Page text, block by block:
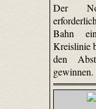
Der
Bahn
Kreislinie
den
gewinnen.